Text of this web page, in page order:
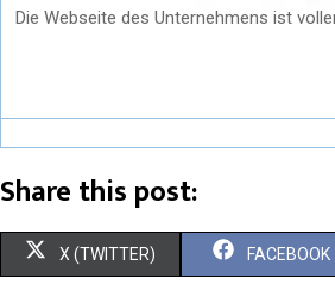
Die Webseite des Unternehmens ist
Share this post:
X (TWITTER) FACEBOOK